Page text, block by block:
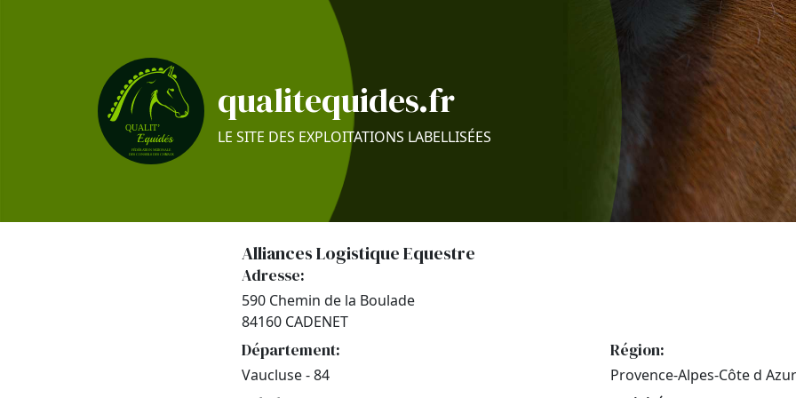
qualitequides.fr
LE SITE DES EXPLOITATIONS LABELLISÉES
Alliances Logistique Equestre
Adresse:
590 Chemin de la Boulade
84160 CADENET
Département:
Vaucluse - 84
Région:
Provence-Alpes-Côte d Azur